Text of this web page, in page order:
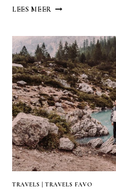
LEES MEER BALI
TRAVELS | TRAVELS FAVO